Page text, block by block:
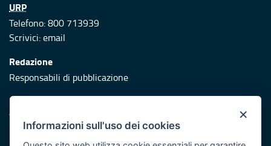
URP
Telefono: 800 713939
Scrivici:email
Redazione
Responsabili di pubblicazione
Protezione civile
Vai al sito di Protezione Civile Puglia
Iniziativa finanziata con risorse del POR Puglia 2014/2020 -
×
Informazioni sull'uso dei cookies